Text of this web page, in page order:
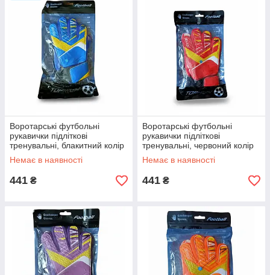
Воротарські футбольні
рукавички підліткові
тренувальні, блакитний колір
Немає в наявності
441 ₴
Воротарські футбольні
рукавички підліткові
тренувальні, червоний колір
Немає в наявності
441 ₴